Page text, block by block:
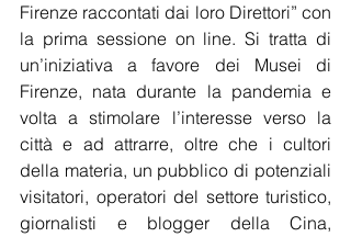
Firenze raccontati dai loro Direttori” con
la prima sessione on line. Si tratta di
un’iniziativa a favore dei Musei di
Firenze, nata durante la pandemia e
volta a stimolare l’interesse verso la
città e ad attrarre, oltre che i cultori
della materia, un pubblico di potenziali
visitatori, operatori del settore turistico,
giornalisti e blogger della Cina,